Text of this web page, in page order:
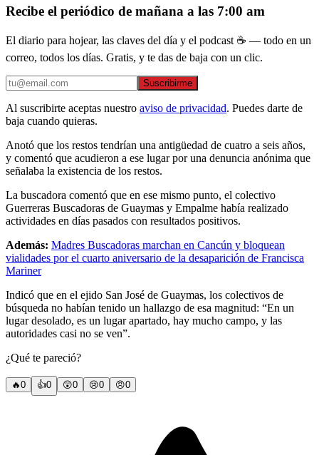
Recibe el periódico de mañana a las 7:00 am
El diario para hojear, las claves del día y el podcast ☕ — todo en un
correo, todos los días. Gratis, y te das de baja con un clic.
Suscribirme
Al suscribirte aceptas nuestro aviso de privacidad. Puedes darte de
baja cuando quieras.
Anotó que los restos tendrían una antigüedad de cuatro a seis años,
y comentó que acudieron a ese lugar por una denuncia anónima que
señalaba la existencia de los restos.
La buscadora comentó que en ese mismo punto, el colectivo
Guerreras Buscadoras de Guaymas y Empalme había realizado
actividades en días pasados con resultados positivos.
Además: Madres Buscadoras marchan en Cancún y bloquean
vialidades por el cuarto aniversario de la desaparición de Francisca
Mariner
Indicó que en el ejido San José de Guaymas, los colectivos de
búsqueda no habían tenido un hallazgo de esa magnitud: “En un
lugar desolado, es un lugar apartado, hay mucho campo, y las
autoridades casi no se ven”.
¿Qué te pareció?
🔥0 👍0 😲0 😢0 😠0